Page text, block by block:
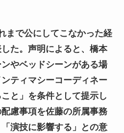
まで公にしてこなかった経
た。声明によると、橋本
やベッドシーンがある場
ティマシーコーディネー
と」を条件として提示し
慮事項を佐藤の所属事務
演技に影響する」との意